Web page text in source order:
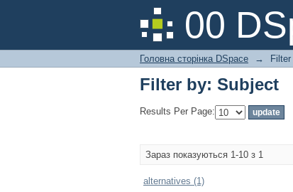
00
Filter by: Subject
Головна сторінка DSpace →
Filter by: Subject
Results Per Page:
Зараз показуються 1-10 з 1
alternatives (1)